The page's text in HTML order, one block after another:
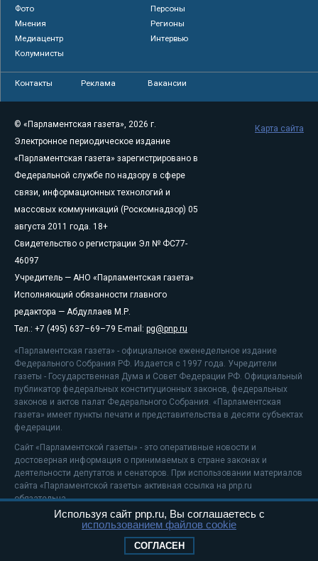
Фото
Персоны
Мнения
Регионы
Медиацентр
Интервью
Колумнисты
Контакты Реклама Вакансии
© «Парламентская газета», 2026 г.
Электронное периодическое издание
«Парламентская газета» зарегистрировано в
Федеральной службе по надзору в сфере
связи, информационных технологий и
массовых коммуникаций (Роскомнадзор) 05
августа 2011 года. 18+
Свидетельство о регистрации Эл № ФС77-
46097
Учредитель — АНО «Парламентская газета»
Исполняющий обязанности главного
редактора — Абдуллаев М.Р.
Тел.: +7 (495) 637–69–79 E-mail: pg@pnp.ru
«Парламентская газета» - официальное еженедельное издание
Федерального Собрания РФ. Издается с 1997 года. Учредители
газеты - Государственная Дума и Совет Федерации РФ. Официальный
публикатор федеральных конституционных законов, федеральных
законов и актов палат Федерального Собрания. «Парламентская
газета» имеет пункты печати и представительства в десяти субъектах
федерации.
Сайт «Парламентской газеты» - это оперативные новости и
достоверная информация о принимаемых в стране законах и
деятельности депутатов и сенаторов. При использовании материалов
сайта «Парламентской газеты» активная ссылка на pnp.ru
обязательна.
На информационном ресурсе применяютсярекомендательные
Положение о защите персональных данных
Карта сайта
Используя сайт pnp.ru, Вы соглашаетесь с
использованием файлов cookie
СОГЛАСЕН